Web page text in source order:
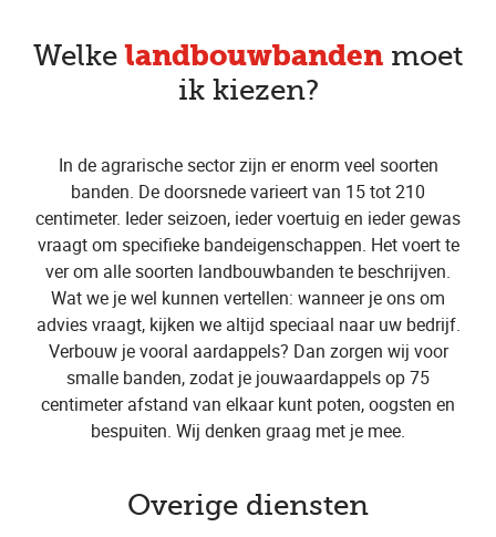
Welkelandbouwbanden moet
ik kiezen?
In de agrarische sector zijn er enorm veel soorten
banden. De doorsnede varieert van 15 tot 210
centimeter. Ieder seizoen, ieder voertuig en ieder gewas
vraagt om specifieke bandeigenschappen. Het voert te
ver om alle soorten landbouwbanden te beschrijven.
Wat we je wel kunnen vertellen: wanneer je ons om
advies vraagt, kijken we altijd speciaal naar uw bedrijf.
Verbouw je vooral aardappels? Dan zorgen wij voor
smalle banden, zodat je jouwaardappels op 75
centimeter afstand van elkaar kunt poten, oogsten en
bespuiten. Wij denken graag met je mee.
Overige diensten